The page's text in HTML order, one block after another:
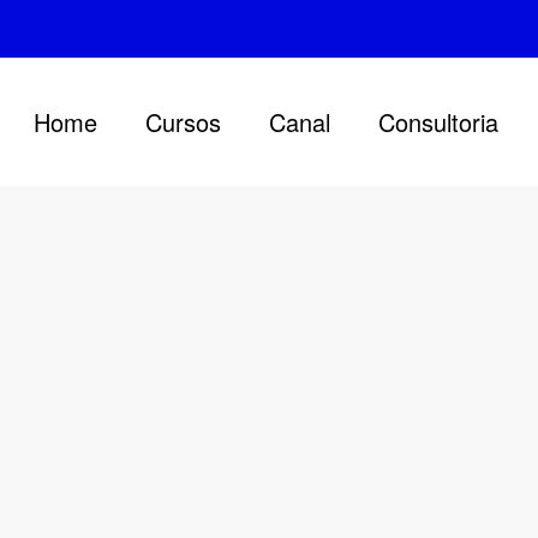
Home Cursos Canal Consultoria